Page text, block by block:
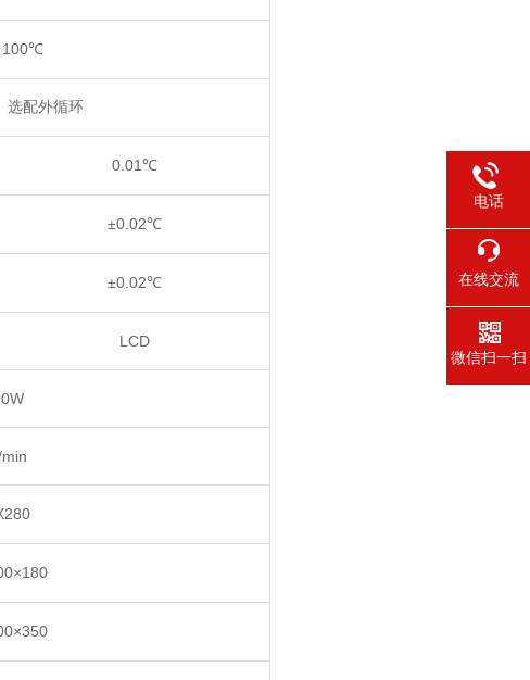
100℃
选配外循环
0.01 ℃
±0.02℃
±0.02℃
LCD
电话
在线交流
微信扫一扫